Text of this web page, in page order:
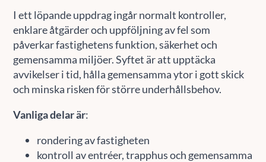
I ett löpande uppdrag ingår normalt kontroller,
enklare åtgärder och uppföljning av fel som
påverkar fastighetens funktion, säkerhet och
gemensamma miljöer. Syftet är att upptäcka
avvikelser i tid, hålla gemensamma ytor i gott skick
och minska risken för större underhållsbehov.
Vanliga delar är:
rondering av fastigheten
kontroll av entréer, trapphus och gemensamma